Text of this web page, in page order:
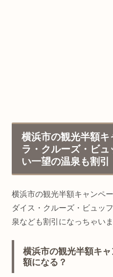
横浜市の観光半額
ラ・クルーズ・ビ
い一望の温泉も割引
横浜市の観光半額キャンペ
ダイス・クルーズ・ビュッ
泉なども割引になっちゃいま
横浜市の観光半額キ
額になる？